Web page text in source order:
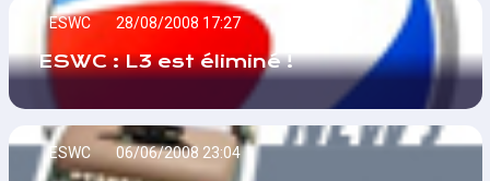
ESWC 28/08/2008 17:27
ESWC : L3 est éliminé !
ESWC 06/06/2008 23:04